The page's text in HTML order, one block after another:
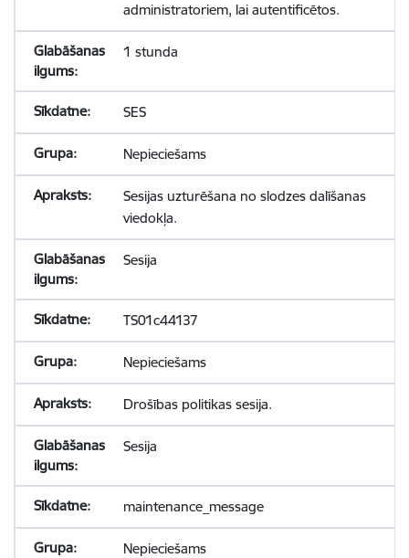
administratoriem, lai autentificētos.
1 stunda
SES
Nepieciešams
Sesijas uzturēšana no slodzes dalīšanas
viedokļa.
Sesija
TS01c44137
Nepieciešams
Drošības politikas sesija.
Sesija
maintenance_message
Nepieciešams